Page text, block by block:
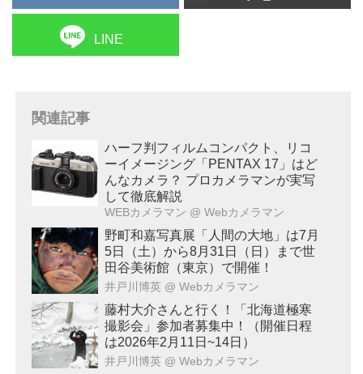
LINE
関連記事
ハーフ判フィルムコンパクト、リコ
ーイメージング「PENTAX 17」はど
んなカメラ？ プロカメラマンが実写
して徹底解説
WEBカメラマン @ Webカメラマン
野町和嘉写真展「人間の大地」は7月
5日（土）から8月31日（日）まで世
田谷美術館（東京）で開催！
井戸川博英 @ Webカメラマン
藤村大介さんと行く！「北海道極寒
撮影会」参加者募集中！（開催日程
は2026年2月11日~14日）
井戸川博英 @ Webカメラマン